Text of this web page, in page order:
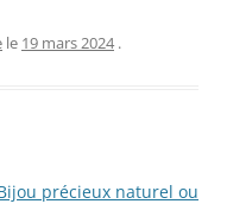
le 19 mars 2024 .
précieux naturel ou